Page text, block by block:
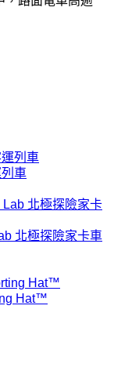
車
北極探險家卡車
Hat™